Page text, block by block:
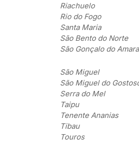
Riachuelo
Rio do Fogo
Santa Maria
São Bento do Norte
São Gonçalo do
São Miguel
São Miguel do
Serra do Mel
Taipu
Tenente Ananias
Tibau
Touros